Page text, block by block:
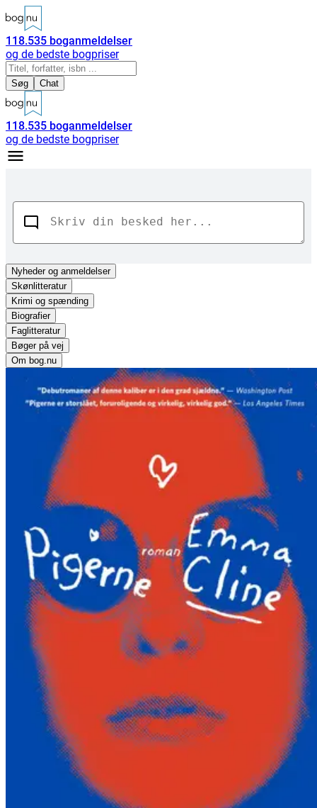
118.535 boganmeldelser
og de bedste bogpriser
Søg Chat
118.535 boganmeldelser
og de bedste bogpriser
Nyhederog anmeldelser
Skønlitteratur
Krimi og spænding
Biografier
Faglitteratur
Bøger på vej
Om bog.nu